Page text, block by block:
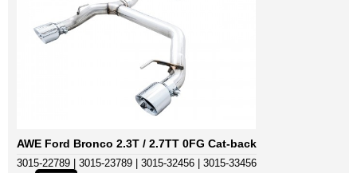
AWE Ford Bronco 2.3T / 2.7TT 0FG Cat-back
3015-22789 | 3015-23789 | 3015-32456 | 3015-33456